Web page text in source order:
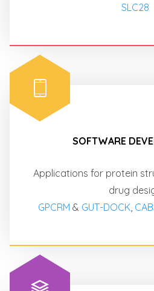
SLC28
SOFTWARE
Applications for protein
drug
GPCRM & GUT-DOCK,